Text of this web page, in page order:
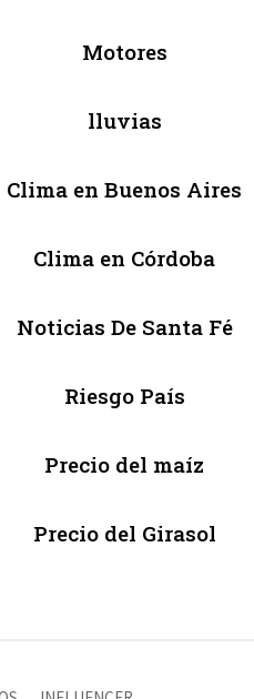
Motores
lluvias
Clima en Buenos Aires
Clima en Córdoba
Noticias De Santa Fé
Riesgo País
Precio del maíz
Precio del Girasol